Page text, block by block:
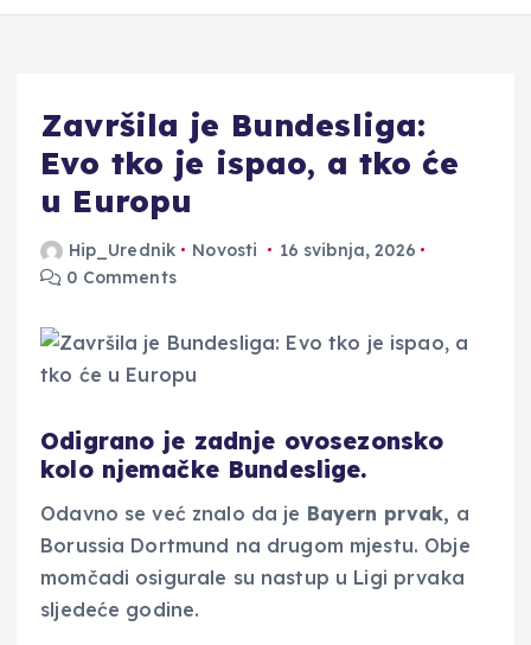
Završila je Bundesliga:
Evo tko je ispao, a tko će
u Europu
Hip_Urednik Novosti
16 svibnja, 2026
0 Comments
Odigrano je zadnje ovosezonsko
kolo njemačke Bundeslige.
Odavno se već znalo da je Bayern prvak, a
Borussia Dortmund na drugom mjestu. Obje
momčadi osigurale su nastup u Ligi prvaka
sljedeće godine.